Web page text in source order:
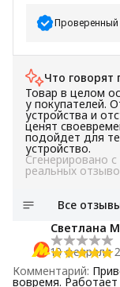
Проверенный
5 звёзд
4 звезды
3 звезды
2 звезды
1 звезда
Что говорят
Товар в целом
у покупателей.
устройства и
ценят
подойдет для
устройство.
Сгенерировано
реальных
Все
Светлана
10 февраля
Комментарий:
вовремя.